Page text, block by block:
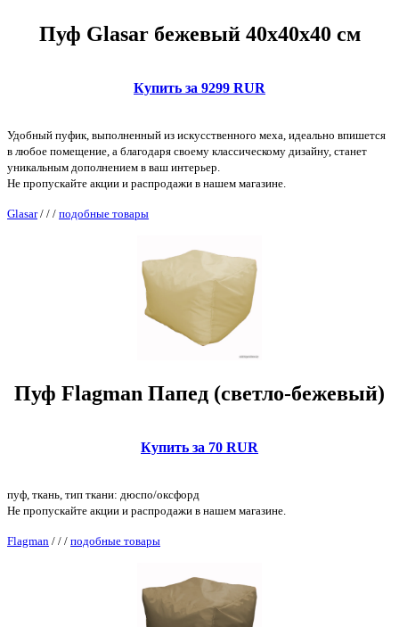
Пуф Glasar бежевый 40х40х40 см
Купить за 9299 RUR
Удобный пуфик, выполненный из искусственного меха, идеально впишется
в любое помещение, а благодаря своему классическому дизайну, станет
уникальным дополнением в ваш интерьер.
Не пропускайте акции и распродажи в нашем магазине.
Glasar/ / / подобные товары
Пуф Flagman Папед (светло-бежевый)
Купить за 70 RUR
пуф, ткань, тип ткани: дюспо/оксфорд
Не пропускайте акции и распродажи в нашем магазине.
Flagman / / / подобные товары